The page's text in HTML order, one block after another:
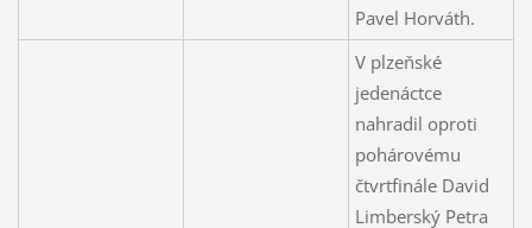
Pavel Horváth.
V plzeňské
jedenáctce
nahradil oproti
pohárovému
čtvrtfinále David
Limberský Petra